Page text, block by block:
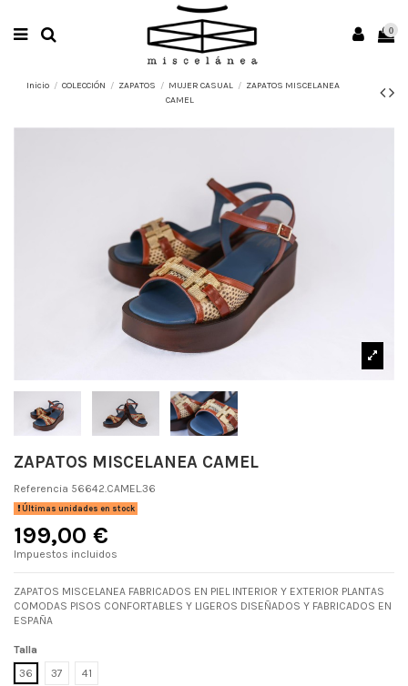
0
Inicio COLECCIÓN ZAPATOS MUJER CASUAL
ZAPATOS MISCELANEA
CAMEL
ZAPATOS MISCELANEA CAMEL
Referencia 56642.CAMEL.36
Últimas unidades en stock
199,00 €
Impuestos incluidos
ZAPATOS MISCELANEA FABRICADOS EN PIEL INTERIOR Y EXTERIOR PLANTAS
COMODAS PISOS CONFORTABLES Y LIGEROS DISEÑADOS Y FABRICADOS EN
ESPAÑA
Talla
36
37 41